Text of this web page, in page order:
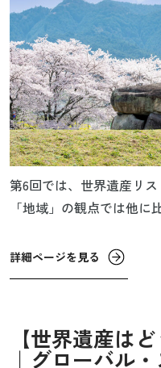
第6回では、世界遺産リス
「地域」の観点では他
きたわけではありません
組んできた「地域」の不
詳細ページを見る
【世界遺産は
｜グローバル